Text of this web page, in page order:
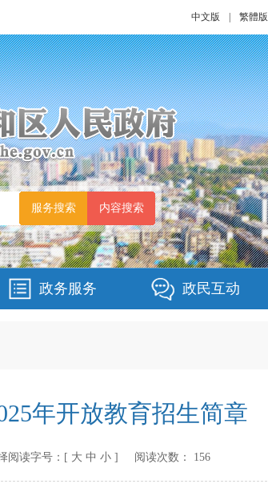
中文版 繁體版
政务服务 政民互动
年开放教育招生简章
读字号：[ 大 中 小] 阅读次数： 156